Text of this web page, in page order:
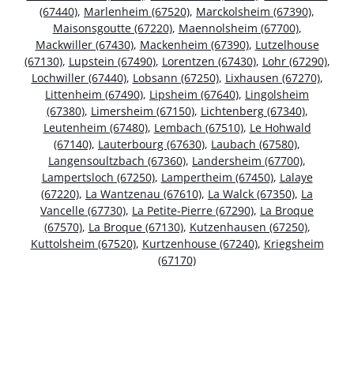
(67440), Marlenheim (67520), Marckolsheim (67390),
Maisonsgoutte (67220), Maennolsheim (67700),
Mackwiller (67430), Mackenheim (67390), Lutzelhouse
(67130), Lupstein (67490), Lorentzen (67430), Lohr (67290),
Lochwiller (67440), Lobsann (67250), Lixhausen (67270),
Littenheim (67490), Lipsheim (67640), Lingolsheim
(67380), Limersheim (67150), Lichtenberg (67340),
Leutenheim (67480), Lembach (67510), Le Hohwald
(67140), Lauterbourg (67630), Laubach (67580),
Langensoultzbach (67360), Landersheim (67700),
Lampertsloch (67250), Lampertheim (67450), Lalaye
(67220), La Wantzenau (67610), La Walck (67350), La
Vancelle (67730), La Petite-Pierre (67290), La Broque
(67570), La Broque (67130), Kutzenhausen (67250),
Kuttolsheim (67520), Kurtzenhouse (67240), Kriegsheim
(67170)